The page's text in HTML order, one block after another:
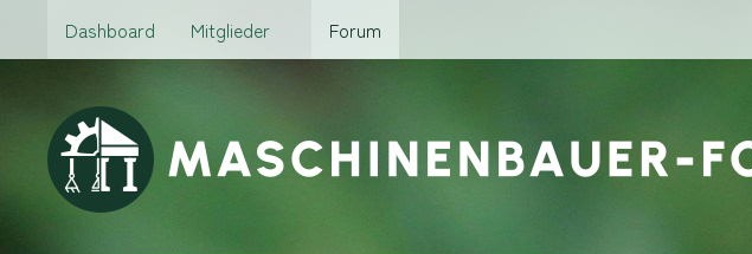
Dashboard Mitglieder Forum